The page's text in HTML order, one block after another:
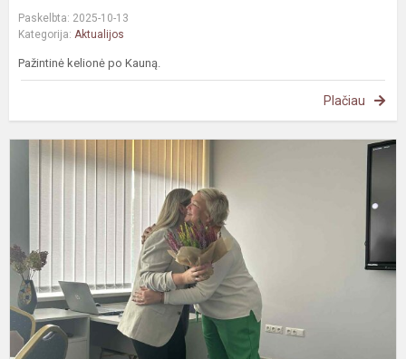
Paskelbta: 2025-10-13
Kategorija: Aktualijos
Pažintinė kelionė po Kauną.
Plačiau